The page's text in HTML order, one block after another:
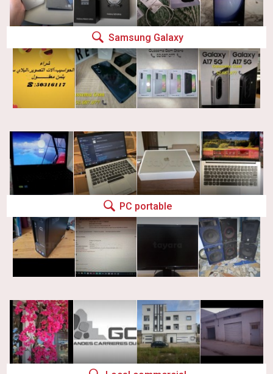
Samsung Galaxy
PC portable